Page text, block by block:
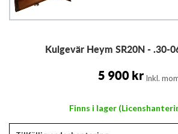
bildgalleriet
Kulgevär Heym SR20N - .30-
5 900 kr Inkl.
Finns i lager